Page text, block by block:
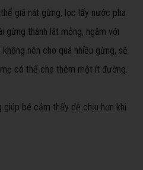
giã nát gừng, lọc lấy nước pha
thành lát mỏng, ngâm với
nên cho quá nhiều gừng, sẽ
có thể cho thêm một ít đường.
giúp bé cảm thấy dễ chịu hơn khi